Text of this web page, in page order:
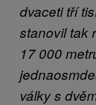
dvaceti tří
stanovil tak
17 000
války s